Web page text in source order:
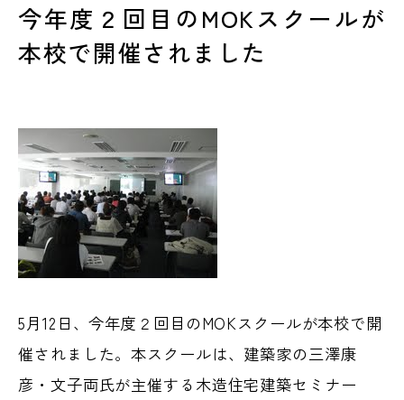
今年度２回目のMOKスクールが
本校で開催されました
5月12日、今年度２回目のMOKスクールが本校で開
催されました。本スクールは、建築家の三澤康
彦・文子両氏が主催する木造住宅建築セミナー